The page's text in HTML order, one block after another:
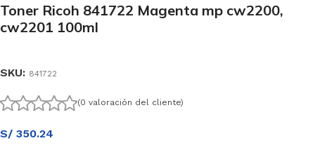
Toner Ricoh 841722 Magenta mp cw2200,
cw2201 100ml
SKU: 841722
(0 valoración del cliente)
S/ 350.24